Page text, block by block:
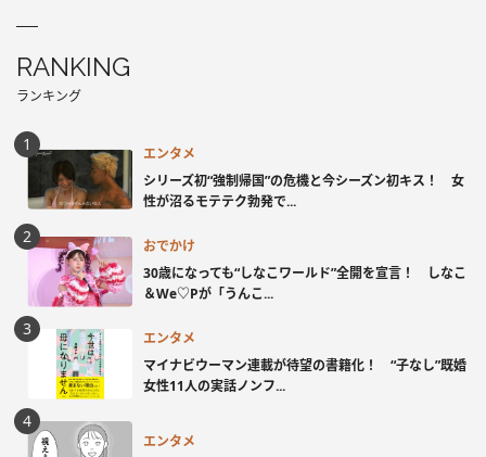
RANKING
ランキング
エンタメ
シリーズ初“強制帰国”の危機と今シーズン初キス！ 女
性が沼るモテテク勃発で...
おでかけ
30歳になっても“しなこワールド”全開を宣言！ しなこ
＆We♡Pが「うんこ...
エンタメ
マイナビウーマン連載が待望の書籍化！ “子なし”既婚
女性11人の実話ノンフ...
エンタメ